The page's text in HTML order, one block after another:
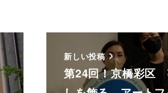
新しい投稿
第24回！京橋彩区